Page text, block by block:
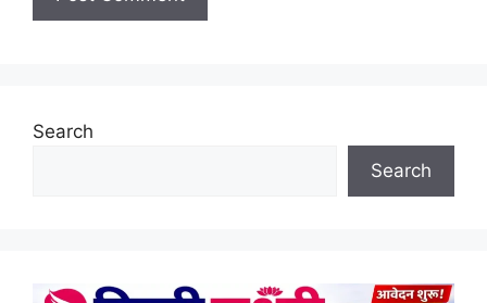
Search
Search